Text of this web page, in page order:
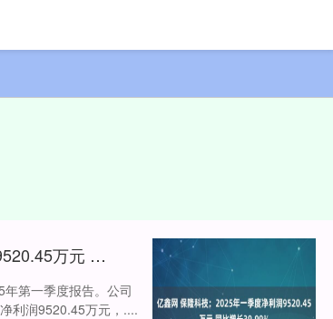
亿鑫网 保隆科技：2025年一季度净利润9520.45万元 同比增长39.99%
第一季度报告。公司
利润9520.45万元，....